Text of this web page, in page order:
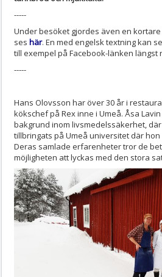
-----
Under besöket gjordes även en
ses här. En med engelsk textning kan
till exempel på Facebook-länken längst
-----
Hans Olovsson har över 30 år i
kökschef på Rex inne i Umeå. Åsa
bakgrund inom livsmedelssäkerhet,
tillbringats på Umeå universitet där
Deras samlade erfarenheter tror de
möjligheten att lyckas med den stora